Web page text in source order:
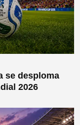
se desploma
2026